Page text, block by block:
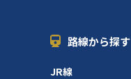
路線から探す
JR線